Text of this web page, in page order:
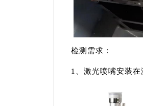
检测需求：
1、激光喷嘴安装在